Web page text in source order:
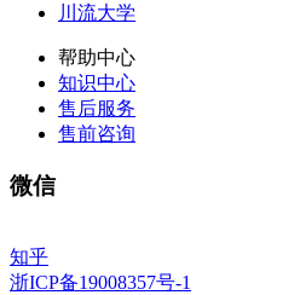
川流大学
帮助中心
知识中心
售后服务
售前咨询
微信
知乎
浙ICP备19008357号-1